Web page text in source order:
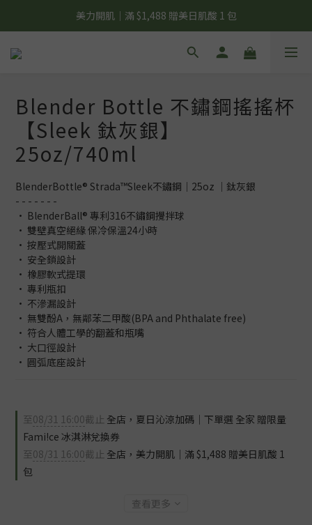
夏日輕補給｜500g 植物蛋白最低 $373 起
美力開肌｜滿 $1,488 贈美日肌酸 1 包
夏日輕補給｜500g 植物蛋白最低 $373 起
Blender Bottle 不鏽鋼搖搖杯
【Sleek 鈦灰銀】
25oz/740ml
BlenderBottle® Strada™Sleek不鏽鋼｜25oz ｜鈦灰銀
- - - - - - -
• BlenderBall® 專利316不鏽鋼攪拌球
• 雙壁真空絕緣 保冷保溫24小時
• 按壓式開關蓋
• 安全鎖設計
• 橡膠軟式提環
• 專利瓶扣
• 不滲漏設計
• 無雙酚A，無鄰苯二甲酸(BPA and Phthalate free)
• 符合人體工學的翻蓋和瓶嘴
• 大口徑設計
• 圓弧底座設計
至08/31 16:00截止 全店，夏日沁涼加碼｜下單選 全家 贈限量
Fami!ce 冰淇淋兌換券
至08/31 16:00截止 全店，美力開肌｜滿 $1,488 贈美日肌酸 1
包
查看更多